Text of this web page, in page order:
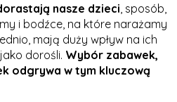
nasze dzieci , sposób,
i bodźce, na które narażamy
mają duży wpływ na ich
dorośli. Wybór zabawek,
odgrywa w tym kluczową